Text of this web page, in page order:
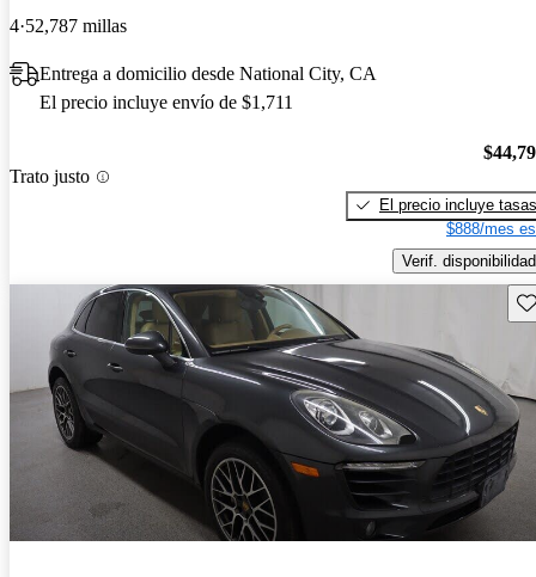
4 52,787 millas
Entrega a domicilio desde National City, CA
El precio incluye envío de $1,711
Trato justo
El precio incluye tasas
$888/mes
Verif. disponibilidad